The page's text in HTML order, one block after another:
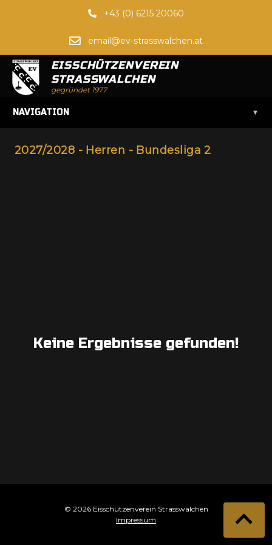
+43 (0) 6215 20060
email@ev-strasswalchen.at
EISSCHÜTZENVEREIN
STRASSWALCHEN
gegründet 1977
NAVIGATION ▾
2027/2028 - Herren - Bundesliga 2
Keine Ergebnisse gefunden!
© 2026 Eisschützenverein Strasswalchen
Impressum